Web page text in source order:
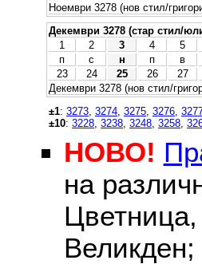
Ноември 3278 (нов стил/
Декември 3278 (стар стил/
1
2 3 4 5
п
с н п в
23
24 25 26 27
Декември 3278 (нов стил/
±1: 3273 3274 3275 3276
±10: 3228 3238 3248 3258
НОВО!
на
Цветница,
Великден;